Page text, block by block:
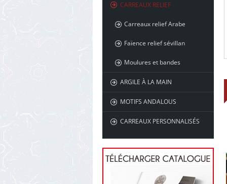
CARREAUX RELIEF
Carreaux relief Arabe
Faïence relief sévillan
Moulures et bandes
ARGILE À LA MAIN
MOTIFS ANDALOUS
CARREAUX PERSONNALISÉS